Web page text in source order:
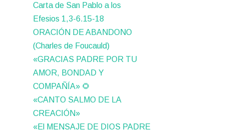
Carta de San Pablo a los
Efesios 1,3-6.15-18
ORACIÓN DE ABANDONO
(Charles de Foucauld)
«GRACIAS PADRE POR TU
AMOR, BONDAD Y
COMPAÑÍA» 🌻
«CANTO SALMO DE LA
CREACIÓN»
«El MENSAJE DE DIOS PADRE